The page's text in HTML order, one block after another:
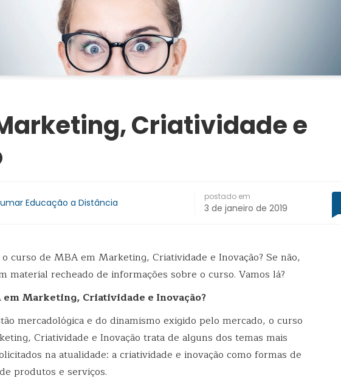
Criatividade e
Educação a Distância
postado em
3 de janeiro de 2019
curso de MBA em Marketing, Criatividade e Inovação? Se não,
material recheado de informações sobre o curso. Vamos lá?
em Marketing, Criatividade e Inovação?
mercadológica e do dinamismo exigido pelo mercado, o curso
Criatividade e Inovação trata de alguns dos temas mais
na atualidade: a criatividade e inovação como formas de
produtos e serviços.